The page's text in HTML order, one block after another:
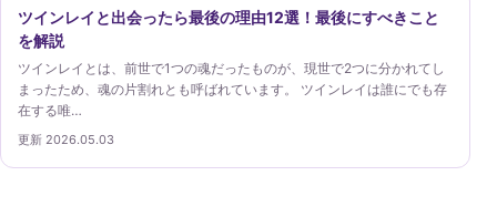
ツインレイと出会ったら最後の理由12選！最後にすべきこと
を解説
ツインレイとは、前世で1つの魂だったものが、現世で2つに分かれてし
まったため、魂の片割れとも呼ばれています。 ツインレイは誰にでも存
在する唯…
更新 2026.05.03